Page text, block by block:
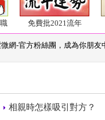
免費批2021流年
網-官方粉絲團 ，成為你朋友
相親時怎樣吸引對方？